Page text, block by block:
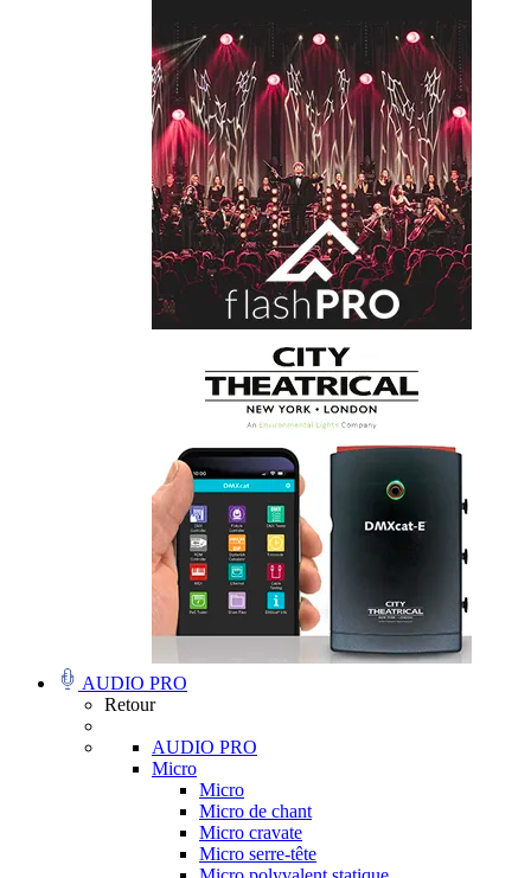
AUDIO PRO
Retour
AUDIO PRO
Micro
Micro
Micro de chant
Micro cravate
Micro serre-tête